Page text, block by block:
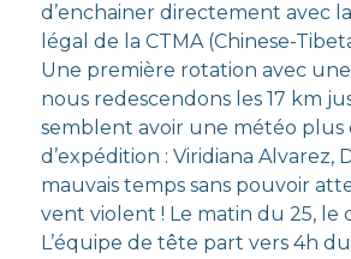
d’enchainer directement avec
légal de la CTMA (Chinese-
Une première rotation avec
nous redescendons les 17 km
semblent avoir une météo plus
d’expédition : Viridiana
mauvais temps sans pouvoir
vent violent ! Le matin du 25, le
L’équipe de tête part vers 4h